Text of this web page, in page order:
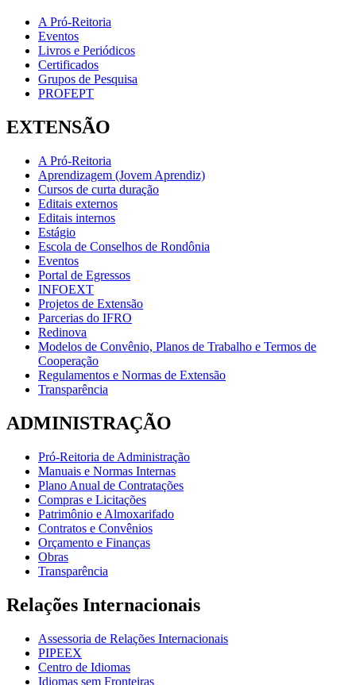
A Pró-Reitoria
Eventos
Livros e Periódicos
Certificados
Grupos de Pesquisa
PROFEPT
EXTENSÃO
A Pró-Reitoria
Aprendizagem (Jovem Aprendiz)
Cursos de curta duração
Editais externos
Editais internos
Estágio
Escola de Conselhos de Rondônia
Eventos
Portal de Egressos
INFOEXT
Projetos de Extensão
Parcerias do IFRO
Redinova
Modelos de Convênio, Planos de Trabalho e Termos de
Cooperação
Regulamentos e Normas de Extensão
Transparência
ADMINISTRAÇÃO
Pró-Reitoria de Administração
Manuais e Normas Internas
Plano Anual de Contratações
Compras e Licitações
Patrimônio e Almoxarifado
Contratos e Convênios
Orçamento e Finanças
Obras
Transparência
Relações Internacionais
Assessoria de Relações Internacionais
PIPEEX
Centro de Idiomas
Idiomas sem Fronteiras